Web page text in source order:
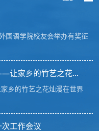
国语学院校友会举办有奖征
让家乡的竹艺之花...
乡的竹艺之花灿漫在世界
工作会议